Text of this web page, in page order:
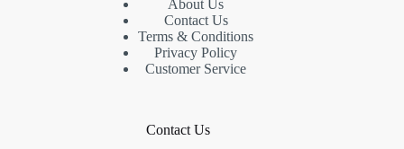
About Us
Contact Us
Terms & Conditions
Privacy Policy
Customer Service
Contact Us